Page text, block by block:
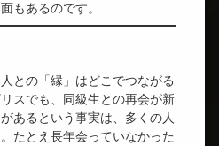
もあるのです。
との「縁」はどこでつながる
スでも、同級生との再会が新
あるという事実は、多くの人
たとえ長年会っていなかった